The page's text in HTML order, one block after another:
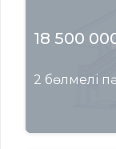
18 500
2 бөлмелі